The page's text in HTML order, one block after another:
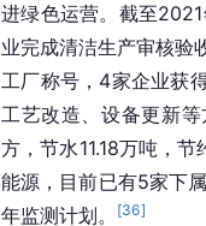
进绿色运营。截至
业完成清洁生产审核验
工厂称号，4家企业获
工艺改造、设备更新
方，节水11.18万吨，
能源 ，目前已有5家下
年监测计划。
[36]